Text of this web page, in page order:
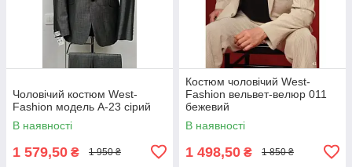
Чоловічий костюм West-
Fashion модель А-23 сірий
В наявності
1 579,50 ₴ 1 950 ₴
Костюм чоловічий West-
Fashion вельвет-велюр 011
бежевий
В наявності
1 498,50 ₴ 1 850 ₴